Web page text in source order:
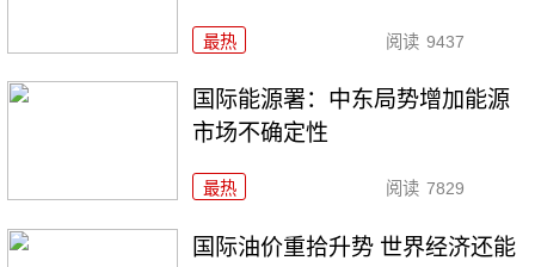
最热 阅读 9437
国际能源署：中东局势增加能源
市场不确定性
最热 阅读 7829
国际油价重拾升势 世界经济还能